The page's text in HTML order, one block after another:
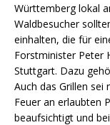
Württemberg lokal
Waldbesucher
einhalten, die für
Forstminister Peter
Stuttgart. Dazu
Auch das Grillen sei
Feuer an erlaubten
beaufsichtigt und